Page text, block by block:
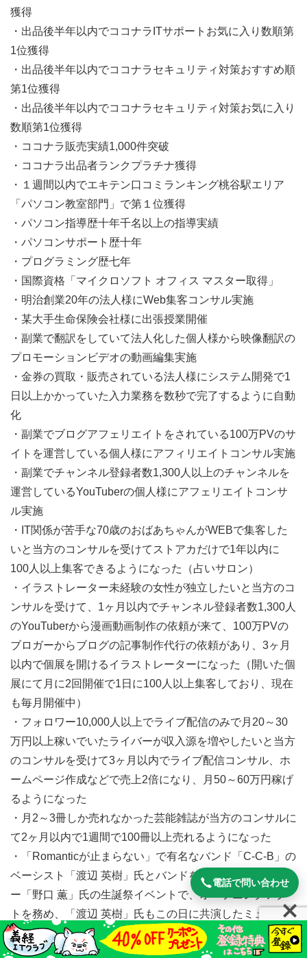
獲得
・出品後半年以内でココナラITサポートお気に入り数順第
1位獲得
・出品後半年以内でココナラセキュリティ対策おすすめ順
第1位獲得
・出品後半年以内でココナラセキュリティ対策お気に入り
数順第1位獲得
・ココナラ販売実績1,000件突破
・ココナラ出品者ランクプラチナ獲得
・１週間以内でエキテン口コミランキング桃谷駅エリア
「パソコン教室部門」で第１位獲得
・パソコン指導歴十年千名以上の指導実績
・パソコンサポート歴十年
・プログラミング歴七年
・国際資格「マイクロソフト オフィス マスター取得」
・明治創業20年の法人様にWeb集客コンサル実施
・某大手生命保険会社様に出張授業開催
・副業で翻訳をしていて法人化した個人様から映像翻訳の
プロモーションビデオの動画編集実施
・金券の買取・販売されている法人様にシステム開発で1
日以上かかっていた入力業務を数秒で完了するように自動
化
・副業でブログアフェリエイトをされている100万PVのサ
イトを運営している個人様にアフィリエイトコンサル実施
・副業でチャンネル登録者数1,300人以上のチャンネルを
運営しているYouTuberの個人様にアフェリエイトコンサ
ル実施
・IT関係が苦手な70歳のおばあちゃんがWEBで集客した
いと当方のコンサルを受けてストアカだけで1年以内に
100人以上集客できるようになった（占いサロン）
・イラストレーター未経験の女性が独立したいと当方のコ
ンサルを受けて、1ヶ月以内でチャンネル登録者数1,300人
のYouTuberから漫画動画制作の依頼が来て、100万PVの
ブロガーからブログの記事制作代行の依頼があり、3ヶ月
以内で個展を開けるイラストレーターになった（開いた個
展にて月に2回開催で1日に100人以上集客しており、現在
も毎月開催中）
・フォロワー10,000人以上でライブ配信のみで月20～30
万円以上稼いでいたライバーが収入源を増やしたいと当方
のコンサルを受けて3ヶ月以内でライブ配信コンサル、ホ
ームページ作成などで売上2倍になり、月50～60万円稼げ
るようになった
・月2～3冊しか売れなかった芸能雑誌が当方のコンサルに
て2ヶ月以内で1週間で100冊以上売れるようになった
・「Romanticが止まらない」で有名なバンド「C-C-B」の
ベーシスト「渡辺 英樹」氏とバンドを組んでいるドラマ
ー「野口 薫」氏の生誕祭イベントで、オープニングアク
トを務め、「渡辺 英樹」氏もこの日に共演したミュージ
シャンでプログラミングのフリーランスもしている方が当
方のコンサルにて「usingディレクティブ 削除」のキーワ
電話で問い合わせ